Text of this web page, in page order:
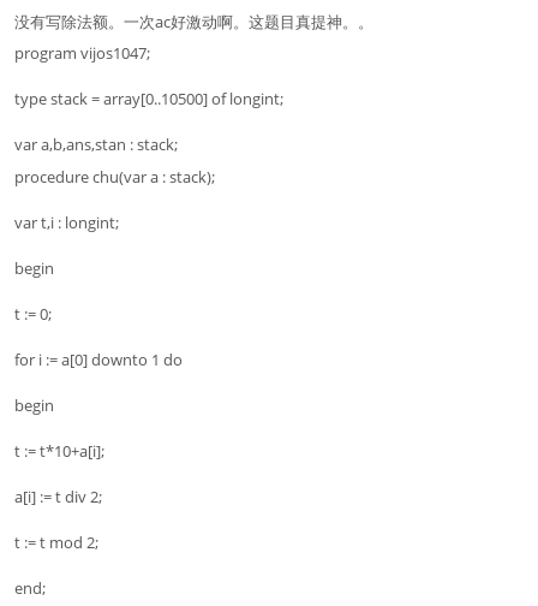
没有写除法额。一次ac好激动啊。这题目真提神。。
program vijos1047;
type stack = array[0..10500] of longint;
var a,b,ans,stan : stack;
procedure chu(var a : stack);
var t,i : longint;
begin
t := 0;
for i := a[0] downto 1 do
begin
t := t*10+a[i];
a[i] := t div 2;
t := t mod 2;
end;